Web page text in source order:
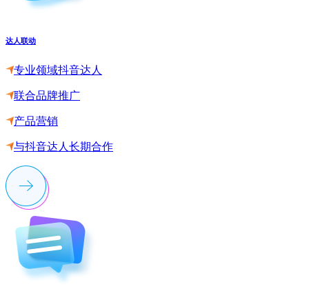
达人联动
专业领域抖音达人
联合品牌推广
产品营销
与抖音达人长期合作